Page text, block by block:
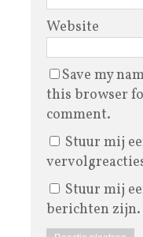
Website
Save my
this browser
comment.
Stuur mij
Stuur mij
berichten zijn.